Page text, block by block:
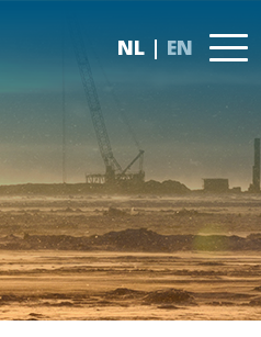
NL EN